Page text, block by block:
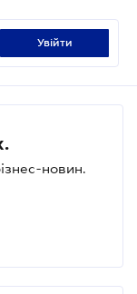
увійти
новин.